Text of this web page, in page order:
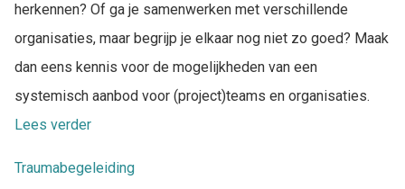
herkennen? Of ga je samenwerken met verschillende
organisaties, maar begrijp je elkaar nog niet zo goed? Maak
dan eens kennis voor de mogelijkheden van een
systemisch aanbod voor (project)teams en organisaties.
Lees verder
Traumabegeleiding